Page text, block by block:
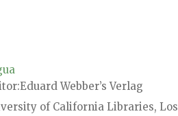
Eduard Webber’s Verlag
of California Libraries, Los